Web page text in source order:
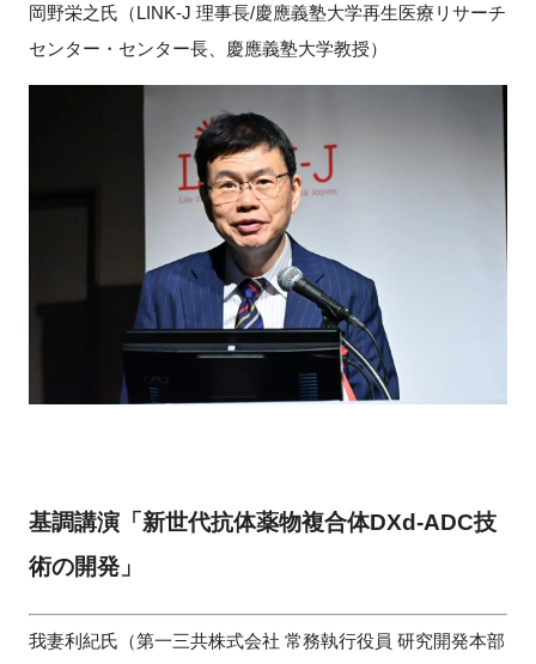
閉じる
岡野栄之氏（LINK-J 理事長/慶應義塾大学再生医療リサーチ
センター・センター長、慶應義塾大学教授）
基調講演「新世代抗体薬物複合体DXd-ADC技
術の開発」
我妻利紀氏（第一三共株式会社 常務執行役員 研究開発本部